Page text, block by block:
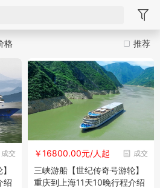
推荐
格
成交
绍
成交
￥16800.00元/人起
三峡游船【世纪传奇号游轮】
重庆到上海11天10晚行程介绍